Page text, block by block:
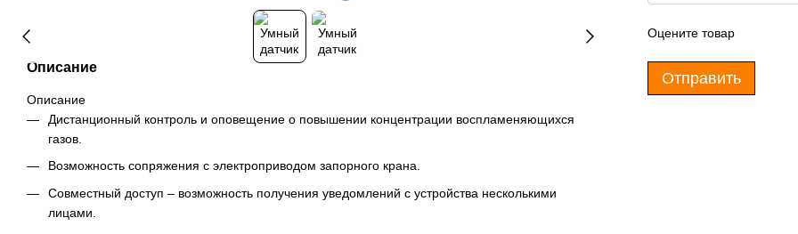
Описание
Описание
Дистанционный контроль и оповещение о повышении концентрации воспламеняющихся
газов.
Возможность сопряжения с электроприводом запорного крана.
Совместный доступ – возможность получения уведомлений с устройства несколькими
лицами.
Оцените товар
Отправить